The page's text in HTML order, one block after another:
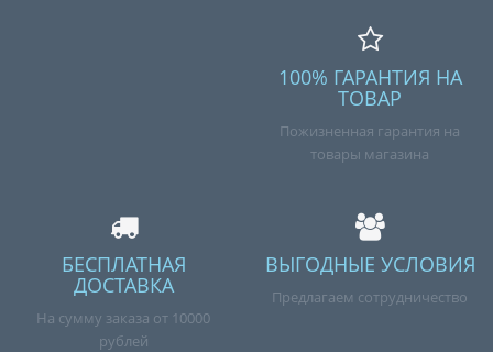
100% ГАРАНТИЯ НА
ТОВАР
Пожизненная гарантия на
товары магазина
БЕСПЛАТНАЯ
ДОСТАВКА
На сумму заказа от 10000
рублей
ВЫГОДНЫЕ УСЛОВИЯ
Предлагаем сотрудничество